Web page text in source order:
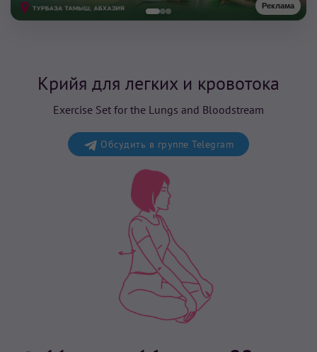
Реклама
Крийя для легких и кровотока
Exercise Set for the Lungs and Bloodstream
Обсудить в группе Telegram